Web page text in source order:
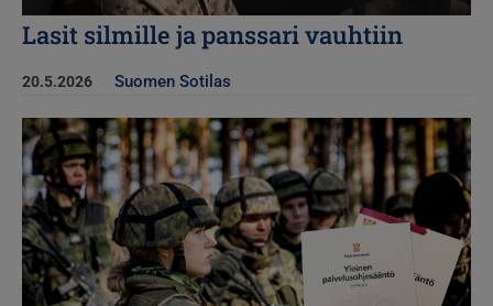
Lasit silmille ja panssari vauhtiin
20.5.2026 Suomen Sotilas
Kuva